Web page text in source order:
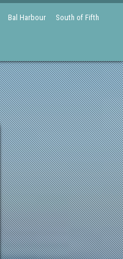
Bal Harbour
South of Fifth